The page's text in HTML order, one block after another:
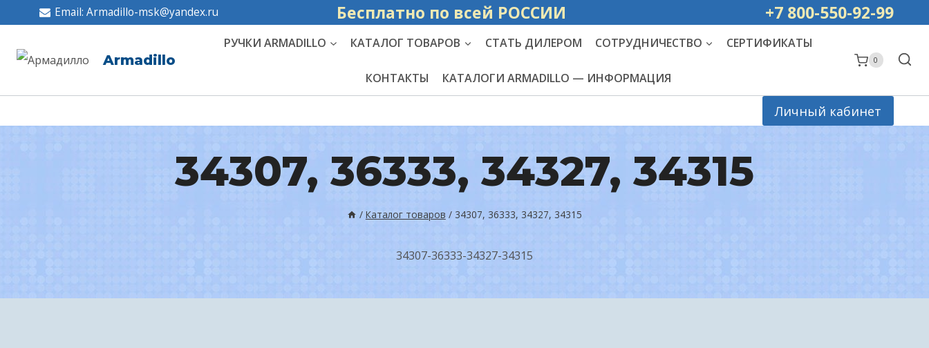
Перейти
содержимому
Email: Armadillo-msk@yandex.ru Бесплатно по всей РОССИИ +7 800-550-92-99
Armadillo
РУЧКИ ARMADILLO КАТАЛОГ ТОВАРОВ СТАТЬ ДИЛЕРОМ СОТРУДНИЧЕСТВО СЕРТИФИКАТЫ
КОНТАКТЫ КАТАЛОГИ ARMADILLO — ИНФОРМАЦИЯ
0
Личный кабинет
34307, 36333, 34327, 34315
/ Каталог товаров / 34307, 36333, 34327, 34315
34307-36333-34327-34315